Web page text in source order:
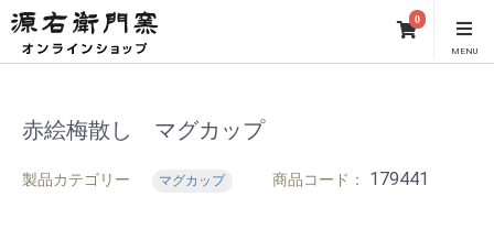
0
MENU
赤絵梅散し マグカップ
製品カテゴリー マグカップ 商品コード： 179441